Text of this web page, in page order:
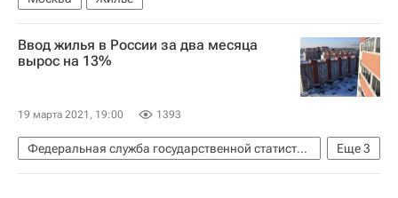
Ввод жилья в России за два месяца
вырос на 13%
19 марта 2021, 19:00 1393
Еще3
Федеральная служба государственной статистики (Росстат)
Жилье
Строительство Россия